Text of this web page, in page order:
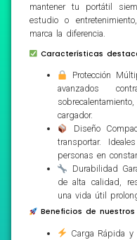
mantener tu portátil
estudio o
marca la diferencia.
Características
Protección
avanzados
cargador.
Diseño
transportar.
personas en
Durabilidad
de alta calidad,
una vida útil
Beneficios de
Carga Rápida